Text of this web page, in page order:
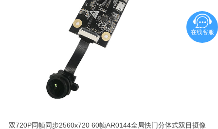
双720P同帧同步2560x720 60帧AR0144全局快门分体式双目摄像
在线客服